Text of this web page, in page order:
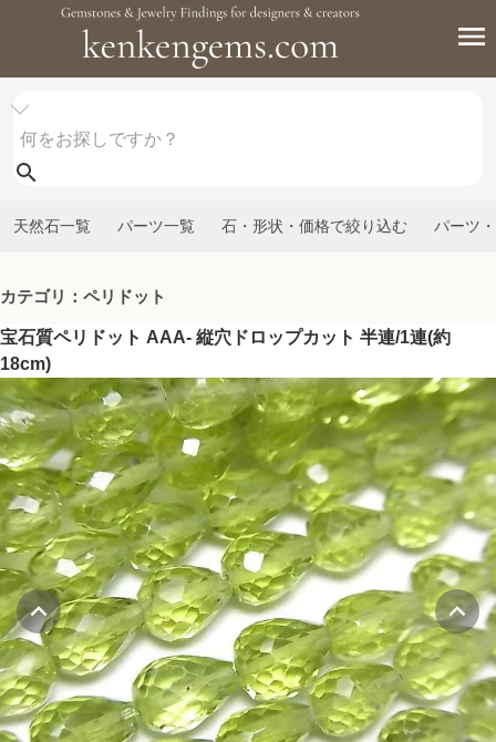
天然石一覧 パーツ一覧 石・形状・価格で絞り込む パーツ
カテゴリ：ペリドット
宝石質ペリドット AAA- 縦穴ドロップカット 半連/1連(約
18cm)